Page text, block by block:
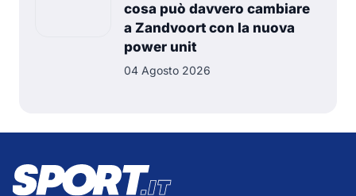
cosa può davvero cambiare
a Zandvoort con la nuova
power unit
04 Agosto 2026